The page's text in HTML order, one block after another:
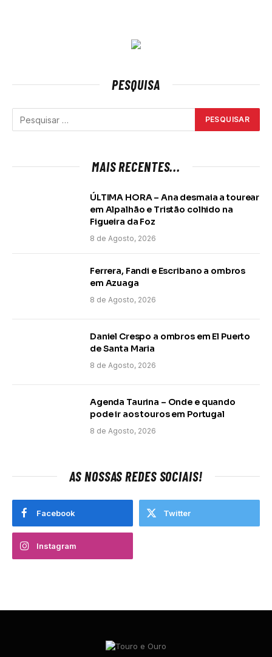
PESQUISA
MAIS RECENTES...
ÚLTIMA HORA – Ana desmaia a tourear
em Alpalhão e Tristão colhido na
Figueira da Foz
8 de Agosto, 2026
Ferrera, Fandi e Escribano a ombros
em Azuaga
8 de Agosto, 2026
Daniel Crespo a ombros em El Puerto
de Santa Maria
8 de Agosto, 2026
Agenda Taurina – Onde e quando
pode ir aos touros em Portugal
8 de Agosto, 2026
AS NOSSAS REDES SOCIAIS!
Facebook Twitter
Instagram